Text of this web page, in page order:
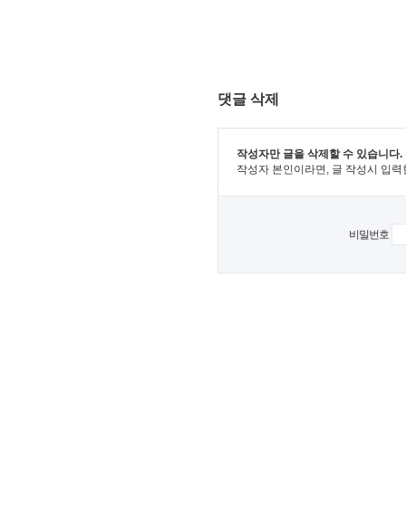
댓글 삭제
작성자만 글을 삭제할 수 있습니다.
작성자 본인이라면, 글 작성시 입
비밀번호